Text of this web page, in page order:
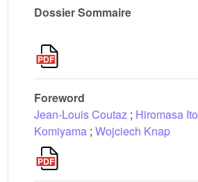
Dossier Sommaire
Foreword
Jean-Louis Coutaz ; Hiromasa Ito
Komiyama ; Wojciech Knap